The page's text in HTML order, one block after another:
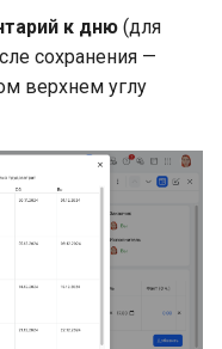
к дню (для
сохранения —
верхнем углу